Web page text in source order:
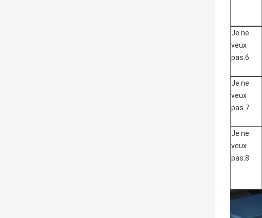
Je ne
veux
pas.6
Je ne
veux
pas.7
Je ne
veux
pas.8